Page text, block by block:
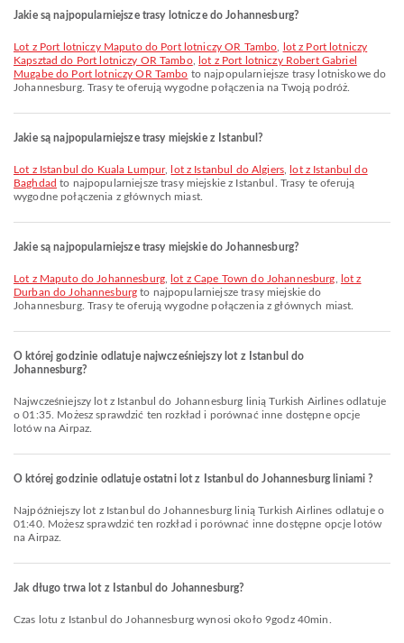
Jakie są najpopularniejsze trasy lotnicze do Johannesburg?
lot z Port lotniczy Maputo do Port lotniczy OR Tambo
lot z Port lotniczy
Kapsztad do Port lotniczy OR Tambo,
lot z Port lotniczy Robert Gabriel
Mugabe do Port lotniczy OR Tambo to najpopularniejsze trasy lotniskowe do
Johannesburg. Trasy te oferują wygodne połączenia na Twoją podróż.
Jakie są najpopularniejsze trasy miejskie z Istanbul?
lot z Istanbul do Kuala Lumpur, lot z Istanbul do Algiers,
lot z Istanbul do
Baghdad to najpopularniejsze trasy miejskie z Istanbul. Trasy te oferują
wygodne połączenia z głównych miast.
Jakie są najpopularniejsze trasy miejskie do Johannesburg?
lot z Maputo do Johannesburg, lot z Cape Town do Johannesburg
lot z
Durban do Johannesburg to najpopularniejsze trasy miejskie do
Johannesburg. Trasy te oferują wygodne połączenia z głównych miast.
O której godzinie odlatuje najwcześniejszy lot z Istanbul do
Johannesburg?
Najwcześniejszy lot z Istanbul do Johannesburg linią Turkish Airlines odlatuje
o 01:35. Możesz sprawdzić ten rozkład i porównać inne dostępne opcje
lotów na Airpaz.
O której godzinie odlatuje ostatni lot z Istanbul do Johannesburg liniami ?
Najpóźniejszy lot z Istanbul do Johannesburg linią Turkish Airlines odlatuje o
01:40. Możesz sprawdzić ten rozkład i porównać inne dostępne opcje lotów
na Airpaz.
Jak długo trwa lot z Istanbul do Johannesburg?
Czas lotu z Istanbul do Johannesburg wynosi około 9godz 40min.